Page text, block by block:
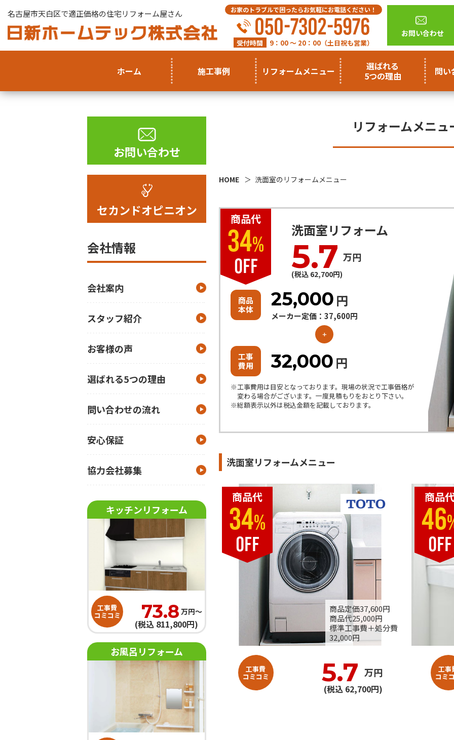
名古屋市天白区で適正価格の住宅リフォーム屋さん お家のトラブルで困ったらお気軽にお電話ください！
050-7302-5976
受付時間 9：00 ～ 20：00（土日祝も営業）
お問い合わせ
ホーム 施工事例 リフォームメニュー
選ばれる
5つの理由
問い
リフォームメニュ
HOME 洗面室のリフォームメニュー
商品代
34%
OFF
洗面室リフォーム
5.7 万円
(税込 62,700円)
商品
本体
25,000 円
メーカー定価：37,600円
+
工事
費用
32,000 円
工事費用は目安となっております。現場の状況で工事価格が
変わる場合がございます。一度見積もりをおとり下さい。
※総額表示以外は税込金額を記載しております。
洗面室リフォームメニュー
商品代
34%
OFF
商品定価37,600円
商品代25,000円
標準工事費＋処分費
32,000円
工事費
コミコミ 5.7 万円
(税込 62,700円)
商品
46
OFF
工事
コミ
お問い合わせ
セカンドオピニオン
会社情報
会社案内
スタッフ紹介
お客様の声
選ばれる5つの理由
問い合わせの流れ
安心保証
協力会社募集
キッチンリフォーム
工事費
コミコミ 73.8 万円〜
(税込 811,800円)
お風呂リフォーム